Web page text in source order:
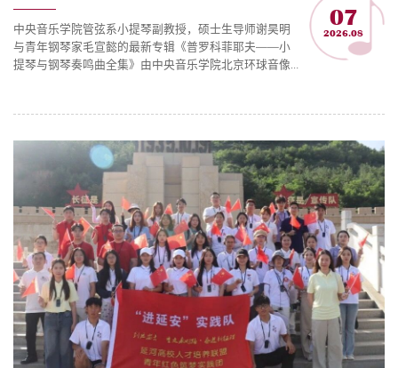
中央音乐学院管弦系小提琴副教授，硕士生导师谢昊明
与青年钢琴家毛宣懿的最新专辑《普罗科菲耶夫——小
提琴与钢琴奏鸣曲全集》由中央音乐学院北京环球音像
作”——一首深邃沉郁，一首清新明朗。谢昊明与毛宣懿
唱片录制。这张专辑不仅填补了录音空白，更是对这位
音乐巨匠创...
07
2026.08